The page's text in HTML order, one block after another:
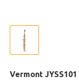
Vermont